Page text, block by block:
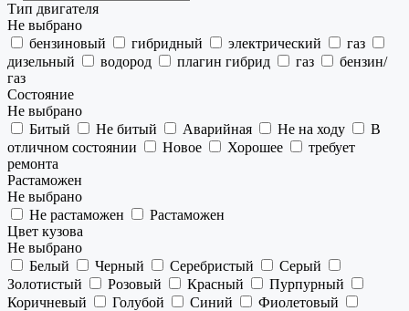
Тип двигателя
Не выбрано
бензиновый
гибридный электрический
газ
дизельный
водород плагин гибрид газ
бензин/
газ
Состояние
Не выбрано
Битый
Не битый Аварийная Не на ходу
В
отличном состоянии
Новое Хорошее
требует
ремонта
Растаможен
Не выбрано
Не растаможен
Растаможен
Цвет кузова
Не выбрано
Белый
Черный Серебристый
Серый
Золотистый
Розовый Красный
Пурпурный
Коричневый
Голубой Синий
Фиолетовый